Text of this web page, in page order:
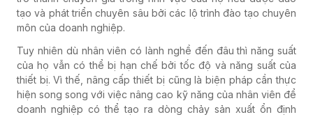
tạo và phát triển chuyên sâu bởi các lộ trình đào tạo chuyên
môn của doanh nghiệp.
Tuy nhiên dù nhân viên có lành nghề đến đâu thì năng suất
của họ vẫn có thể bị hạn chế bởi tốc độ và năng suất của
thiết bị. Vì thế, nâng cấp thiết bị cũng là biện pháp cần thực
hiện song song với việc nâng cao kỹ năng của nhân viên để
doanh nghiệp có thể tạo ra dòng chảy sản xuất ổn định